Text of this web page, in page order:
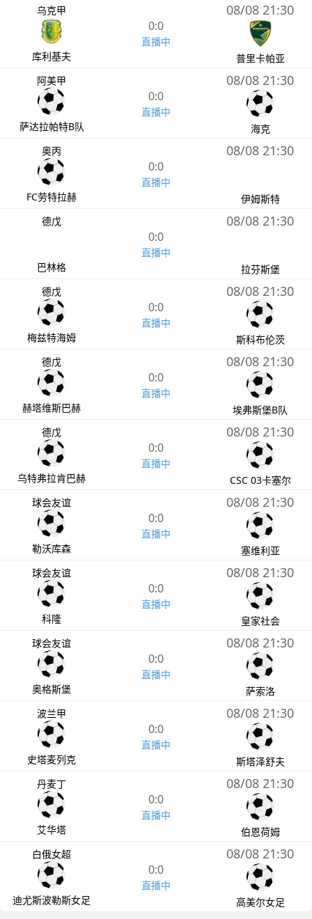
乌克甲
库利基夫
0:0
直播中
08/08 21:30
普里卡帕亚
阿美甲
萨达拉帕特B队
0:0
直播中
08/08 21:30
海克
奥丙
FC劳特拉赫
0:0
直播中
08/08 21:30
伊姆斯特
德戊
巴林格
0:0
直播中
08/08 21:30
拉芬斯堡
德戊
梅兹特海姆
0:0
直播中
08/08 21:30
斯科布伦茨
德戊
赫塔维斯巴赫
0:0
直播中
08/08 21:30
埃弗斯堡B队
德戊
乌特弗拉肯巴赫
0:0
直播中
08/08 21:30
CSC 03卡塞尔
球会友谊
勒沃库森
0:0
直播中
08/08 21:30
塞维利亚
球会友谊
科隆
0:0
直播中
08/08 21:30
皇家社会
球会友谊
奥格斯堡
0:0
直播中
08/08 21:30
萨索洛
波兰甲
史塔麦列克
0:0
直播中
08/08 21:30
斯塔泽舒夫
丹麦丁
艾华塔
0:0
直播中
08/08 21:30
伯恩荷姆
白俄女超
迪尤斯波勒斯女足
0:0
直播中
08/08 21:30
高美尔女足